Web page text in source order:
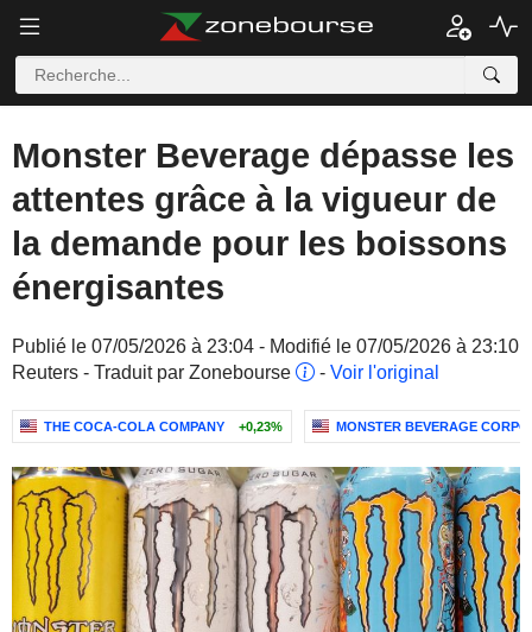
Monster Beverage dépasse les
attentes grâce à la vigueur de
la demande pour les boissons
énergisantes
Publié le 07/05/2026 à 23:04 - Modifié le 07/05/2026 à 23:10
Reuters - Traduit par Zonebourse
- Voir l'original
THE COCA-COLA COMPANY +0,23% MONSTER BEVERAGE